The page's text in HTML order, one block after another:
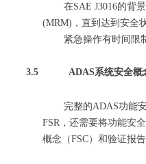
在SAE J3016的背
(MRM)，直到达到安全
紧急操作有时间限
3.5 ADAS系统安全概
完整的ADAS功能
FSR，还需要将功能安
概念（FSC）和验证报告